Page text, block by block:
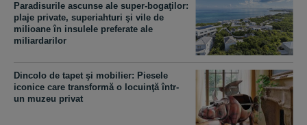
Paradisurile ascunse ale super-bogaţilor:
plaje private, superiahturi şi vile de
milioane în insulele preferate ale
miliardarilor
Dincolo de tapet şi mobilier: Piesele
iconice care transformă o locuinţă într-
un muzeu privat